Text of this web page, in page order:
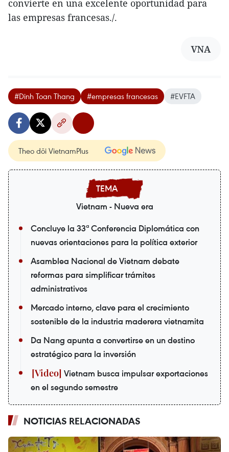
convierte en una excelente oportunidad para
las empresas francesas./.
VNA
#Dinh Toan Thang #empresas francesas #EVFTA
Theo dõi VietnamPlus
Vietnam - Nueva era
Concluye la 33ª Conferencia Diplomática con
nuevas orientaciones para la política exterior
Asamblea Nacional de Vietnam debate
reformas para simplificar trámites
administrativos
Mercado interno, clave para el crecimiento
sostenible de la industria maderera vietnamita
Da Nang apunta a convertirse en un destino
estratégico para la inversión
Vietnam busca impulsar exportaciones
en el segundo semestre
NOTICIAS RELACIONADAS